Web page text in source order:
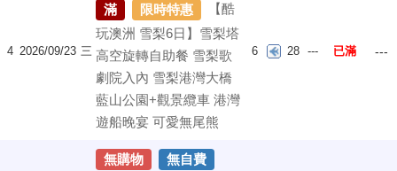
4 2026/09/23 三
滿
限時特惠
【酷
玩澳洲 雪梨6日】雪梨塔
高空旋轉自助餐 雪梨歌
劇院入內 雪梨港灣大橋
藍山公園+觀景纜車 港灣
遊船晚宴 可愛無尾熊
6 28 --- 已滿 ---
無購物
無自費